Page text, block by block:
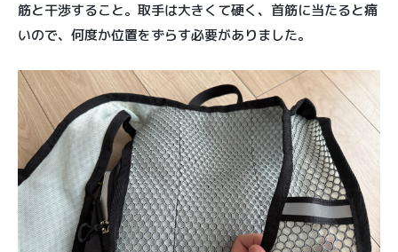
筋と干渉すること。取手は大きくて硬く、首筋に当たると痛
いので、何度か位置をずらす必要がありました。